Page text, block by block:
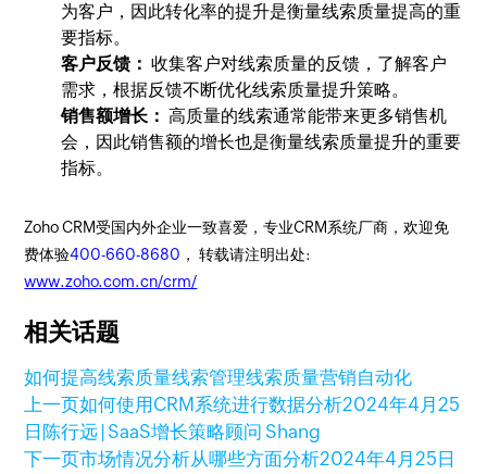
为客户，因此转化率的提升是衡量线索质量提高的重
要指标。
客户反馈： 收集客户对线索质量的反馈，了解客户
需求，根据反馈不断优化线索质量提升策略。
销售额增长： 高质量的线索通常能带来更多销售机
会，因此销售额的增长也是衡量线索质量提升的重要
指标。
Zoho CRM受国内外企业一致喜爱，专业CRM系统厂商，欢迎免
费体验400-660-8680 ， 转载请注明出处:
www.zoho.com.cn/crm/
相关话题
如何提高线索质量线索管理线索质量营销自动化
上一页如何使用CRM系统进行数据分析2024年4月25
日 陈行远 | SaaS增长策略顾问 Shang
下一页市场情况分析从哪些方面分析2024年4月25日